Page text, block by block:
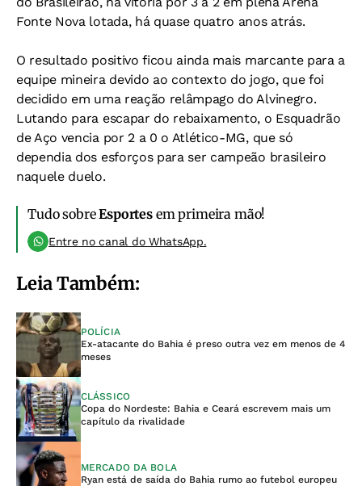
Fonte Nova lotada, há quase quatro anos atrás.
O resultado positivo ficou ainda mais marcante para a
equipe mineira devido ao contexto do jogo, que foi
decidido em uma reação relâmpago do Alvinegro.
Lutando para escapar do rebaixamento, o Esquadrão
de Aço vencia por 2 a 0 o Atlético-MG, que só
dependia dos esforços para ser campeão brasileiro
naquele duelo.
Tudo sobreEsportesem primeira mão!
Entre no canal do WhatsApp.
Leia Também:
POLÍCIA
Ex-atacante do Bahia é preso outra vez em menos de 4
meses
CLÁSSICO
Copa do Nordeste: Bahia e Ceará escrevem mais um
capítulo da rivalidade
MERCADO DA BOLA
Ryan está de saída do Bahia rumo ao futebol europeu